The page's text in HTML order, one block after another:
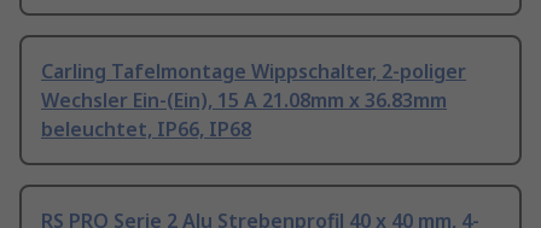
Carling Tafelmontage Wippschalter, 2-poliger
Wechsler Ein-(Ein), 15 A 21.08mm x 36.83mm
beleuchtet, IP66, IP68
RS PRO Serie 2 Alu Strebenprofil 40 x 40 mm, 4-